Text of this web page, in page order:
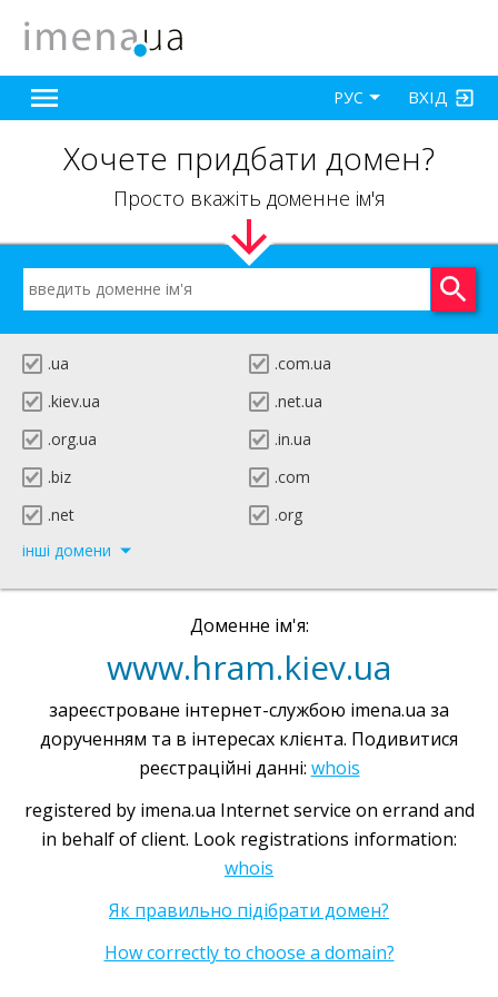
ВХІД
РУС
Хочете придбати домен?
Просто вкажіть доменне ім'я
.ua
.com.ua
.kiev.ua
.net.ua
.org.ua
.in.ua
.biz
.com
.net
.org
інші домени
Доменне ім'я:
www.hram.kiev.ua
зареєстроване інтернет-службою imena.ua за
дорученням та в інтересах клієнта. Подивитися
реєстраційні данні: whois
registered by imena.ua Internet service on errand and
in behalf of client. Look registrations information:
whois
Як правильно підібрати домен?
How correctly to choose a domain?